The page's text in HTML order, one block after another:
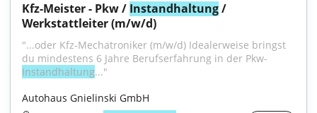
Kfz-Meister - Pkw / Instandhaltung /
Werkstattleiter (m/w/d)
"...oder Kfz-Mechatroniker (m/w/d) Idealerweise bringst
du mindestens 6 Jahre Berufserfahrung in der Pkw-
Instandhaltung..."
Autohaus Gnielinski GmbH